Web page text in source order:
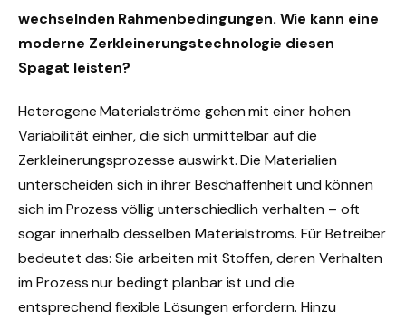
wechselnden Rahmenbedingungen. Wie kann eine
moderne Zerkleinerungstechnologie diesen
Spagat leisten?
Heterogene Materialströme gehen mit einer hohen
Variabilität einher, die sich unmittelbar auf die
Zerkleinerungsprozesse auswirkt. Die Materialien
unterscheiden sich in ihrer Beschaffenheit und können
sich im Prozess völlig unterschiedlich verhalten – oft
sogar innerhalb desselben Materialstroms. Für Betreiber
bedeutet das: Sie arbeiten mit Stoffen, deren Verhalten
im Prozess nur bedingt planbar ist und die
entsprechend flexible Lösungen erfordern. Hinzu